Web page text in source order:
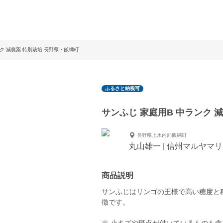
減農薬 特別栽培 長野県・飯綱町
ふるさと納税可
サンふじ 家庭用B 中ランク
長野県上水内郡飯綱町
丸山雄一 | 信州マルヤマ
商品説明
サンふじはリンゴの王様で高い糖度
徴です。